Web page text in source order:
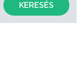
KERESÉS